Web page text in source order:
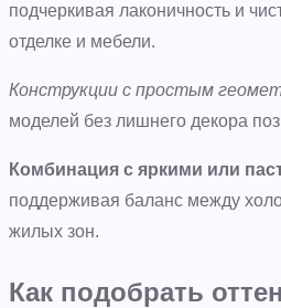
подчеркивая лаконичность и
отделке и мебели.
Конструкции с простым
моделей без лишнего декора
Комбинация с яркими или
поддерживая баланс между
жилых зон.
Как подобрать